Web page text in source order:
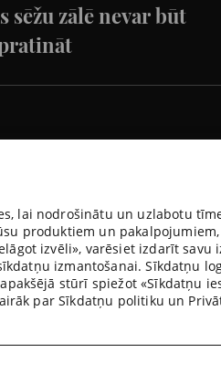
lai nodrošinātu un uzlabotu
produktiem un
izvēli», varēsiet izdarīt savu
izmantošanai. Sīkdatņu
stūrī spiežot «Sīkdatņu
par Sīkdatņu politiku un
sēžu zālē nevar būt